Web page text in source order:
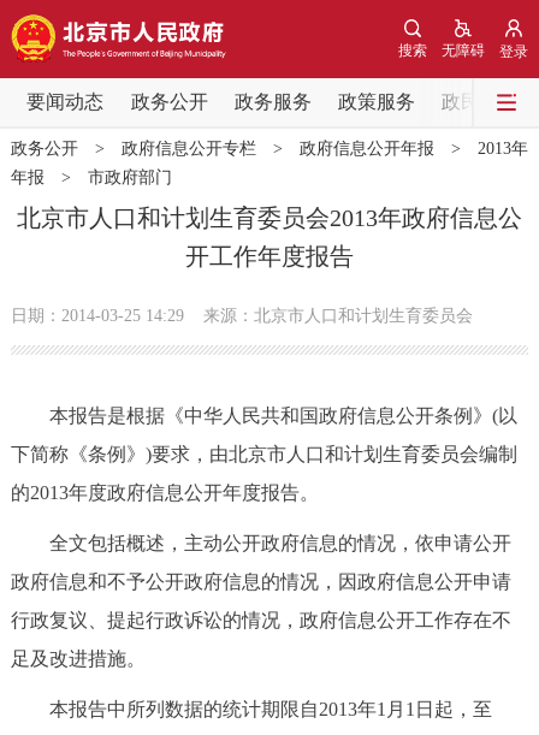
登录
无障碍
搜索
要闻动态 政务公开 政务服务 政策服务 政民互动
要闻动态
党中央精神 国务院信息 中央部委动态
北京要闻 会议信息 部门动态
市领导 机构职能 政策服务
政策兑现 政策解读
决策公开 专题公开
政务服务
政务公开> 政府信息公开专栏> 政府信息公开年报 > 2013年
年报 > 市政府部门
北京市人口和计划生育委员会2013年政府信息公
开工作年度报告
日期：2014-03-25 14:29 来源：北京市人口和计划生育委员会
本报告是根据《中华人民共和国政府信息公开条例》(以
下简称《条例》)要求，由北京市人口和计划生育委员会编制
的2013年度政府信息公开年度报告。
全文包括概述，主动公开政府信息的情况，依申请公开
政府信息和不予公开政府信息的情况，因政府信息公开申请
行政复议、提起行政诉讼的情况，政府信息公开工作存在不
足及改进措施。
本报告中所列数据的统计期限自2013年1月1日起，至